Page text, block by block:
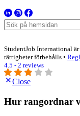
StudentJob International
rättigheter förbehålls •
4.5 - 2 reviews
Close
Hur rangordnar